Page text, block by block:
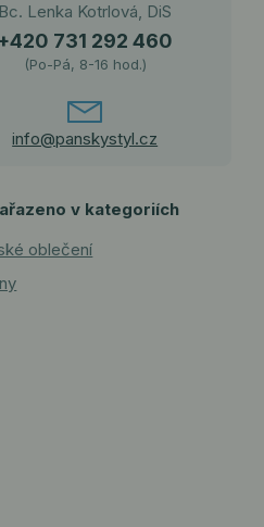
Bc. Lenka Kotrlová, DiS
731 292 460
(Po-Pá, 8-16 hod.)
info@panskystyl.cz
v kategoriích
oblečení